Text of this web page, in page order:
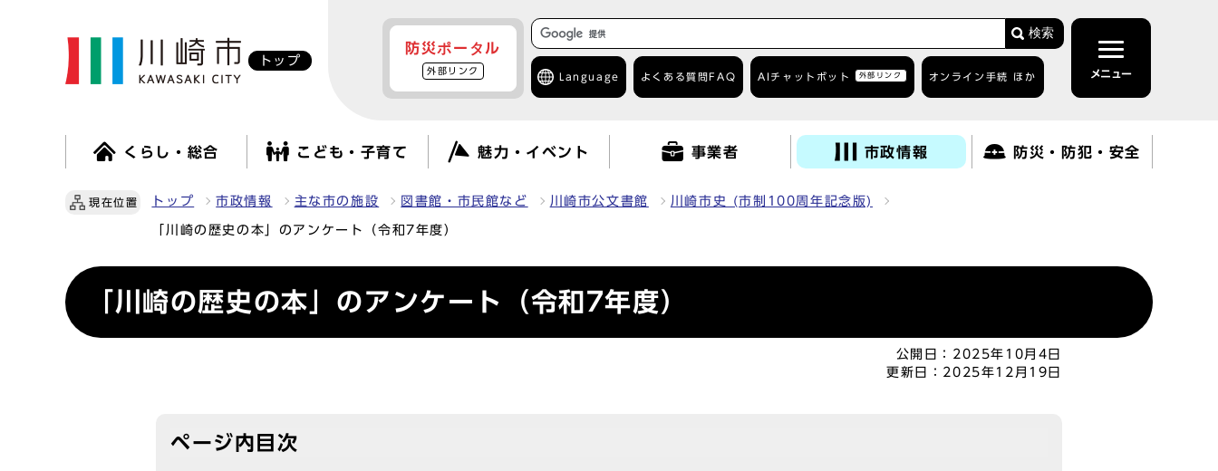
トップ
防災ポータル
外部リンク
検索
Language よくある質問 FAQ AIチャットボット 外部リンク オンライン手続 ほか メニュー
くらし・総合 こども・子育て 魅力・イベント 事業者 市政情報 防災・防犯・安全
現在位置 トップ 市政情報 主な市の施設 図書館・市民館など 川崎市公文書館 川崎市史 (市制100周年記念版)
「川崎の歴史の本」のアンケート（令和7年度）
「川崎の歴史の本」のアンケート（令和7年度）
公開日： 2025年10月4日
更新日： 2025年12月19日
ページ内目次